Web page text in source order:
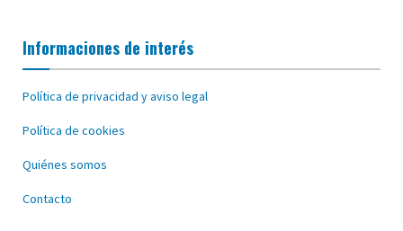
Informaciones de interés
Política de privacidad y aviso legal
Política de cookies
Quiénes somos
Contacto